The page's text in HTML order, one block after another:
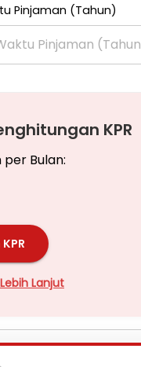
Pinjaman (Tahun)
KPR
Bulan:
Lanjut